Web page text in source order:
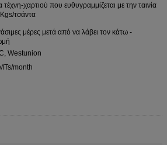
τέχνη-χαρτιού που ευθυγραμμίζεται με την ταινία
τσάντα
μέρες μετά από να λάβει τον κάτω -
Westunion
month